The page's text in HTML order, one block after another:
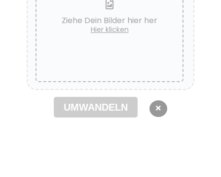
Ziehe Dein Bilder hier her
Hier klicken
UMWANDELN